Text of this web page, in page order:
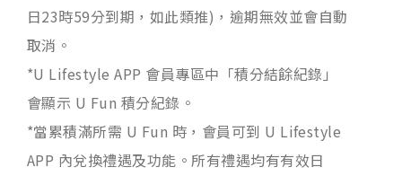
日23時59分到期，如此類推)，逾期無效並會自動
取消。
*U Lifestyle APP 會員專區中「積分結餘紀錄」
會顯示 U Fun 積分紀錄。
*當累積滿所需 U Fun 時，會員可到 U Lifestyle
APP 內兌換禮遇及功能。所有禮遇均有有效日